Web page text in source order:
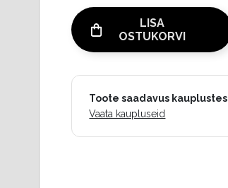
LISA
OSTUKORVI
Toote saadavus kauplustes
Vaata kaupluseid